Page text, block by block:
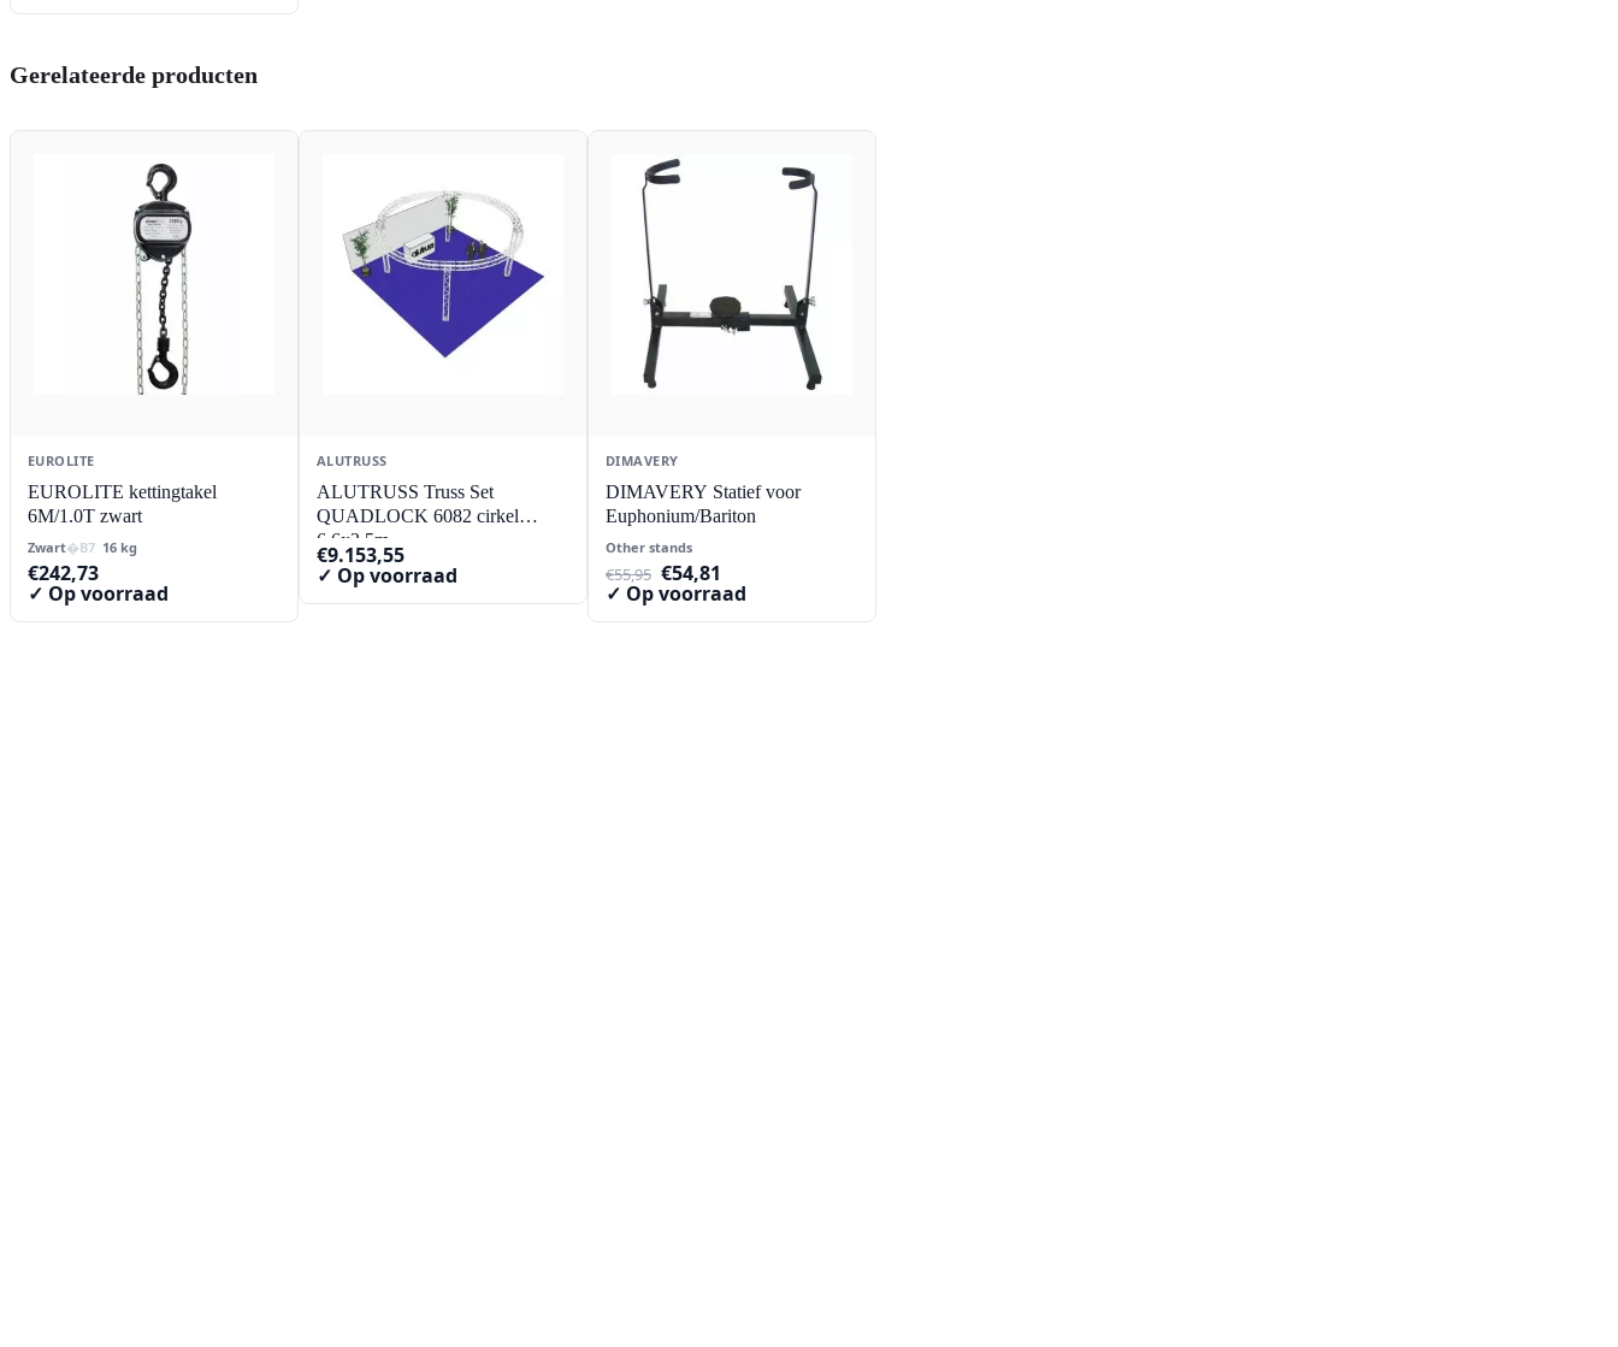
Gerelateerde producten
EUROLITE
EUROLITE kettingtakel
6M/1.0T zwart
Zwart 16 kg
€242,73
✓ Op voorraad
ALUTRUSS
ALUTRUSS Truss Set
QUADLOCK 6082 cirkel
6.6x3.5m
€9.153,55
✓ Op voorraad
DIMAVERY
DIMAVERY Statief voor
Euphonium/Bariton
Other stands
€55,95 Oorspronkelijke
prijs
€54,81
prijs
✓ Op voorraad